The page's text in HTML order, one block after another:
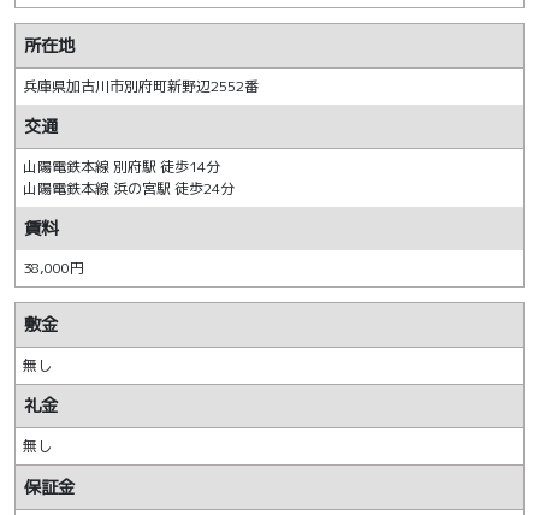
所在地
兵庫県加古川市別府町新野辺2552番
交通
山陽電鉄本線 別府駅 徒歩14分
山陽電鉄本線 浜の宮駅 徒歩24分
賃料
38,000円
敷金
無し
礼金
無し
保証金